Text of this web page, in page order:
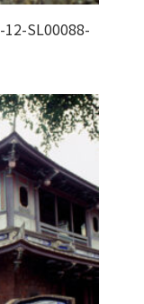
12-SL00088-